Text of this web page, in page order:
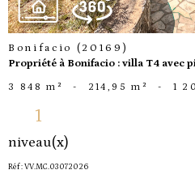
Bonifacio (20169)
Propriété à Bonifacio : villa T4 avec
3 848 m² - 214,95 m² - 1
1
niveau(x)
Réf : VV.MC.03072026